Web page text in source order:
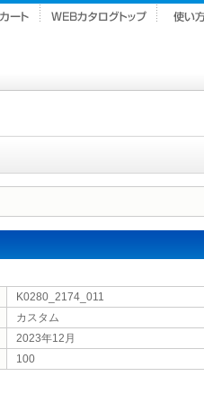
K0280_2174_011
カスタム
2023年12月
100